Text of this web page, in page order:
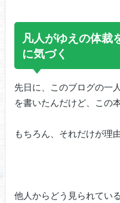
凡人がゆえの体裁
に気づく
先日に、このブログの一
を書いたんだけど、この
もちろん、それだけが理
他人からどう見られてい